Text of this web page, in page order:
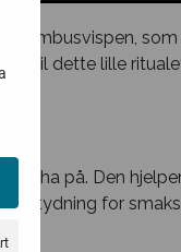
til dette lille
på. Den
betydning for